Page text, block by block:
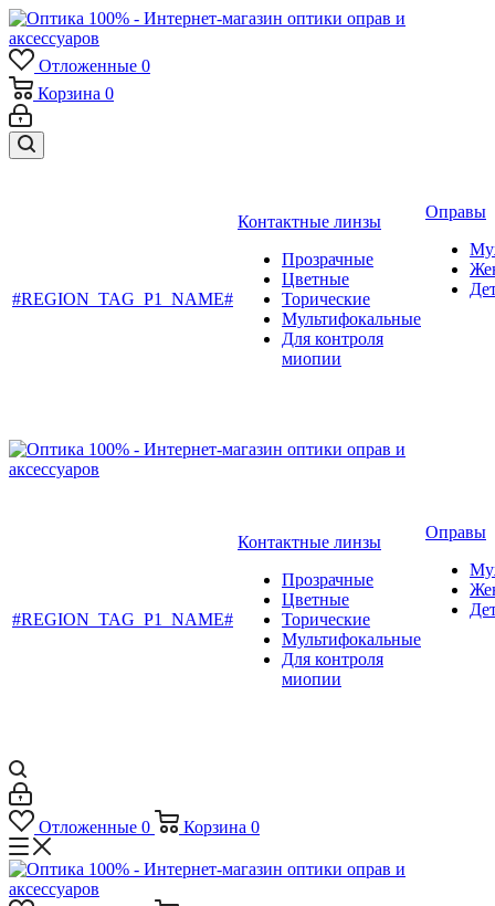
Отложенные 0
Корзина 0
#REGION_TAG_P1_NAME#
Контактные линзы
Прозрачные
Цветные
Торические
Мультифокальные
Для контроля
миопии
Оправы
#REGION_TAG_P1_NAME#
Контактные линзы
Прозрачные
Цветные
Торические
Мультифокальные
Для контроля
миопии
Оправы
Отложенные 0 Корзина 0